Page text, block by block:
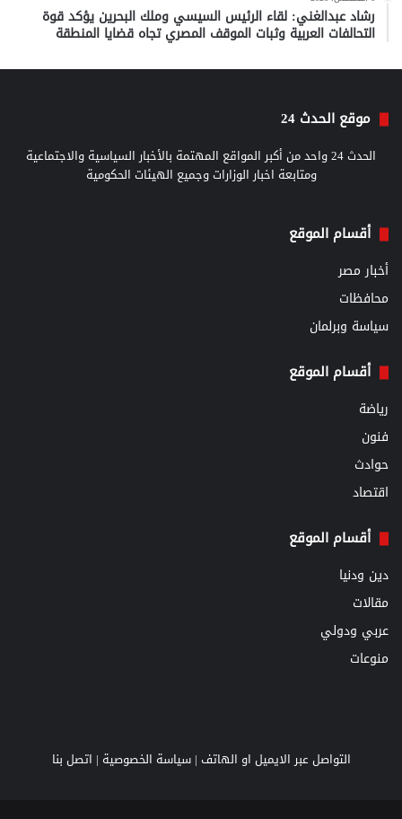
رشاد عبدالغني: لقاء الرئيس السيسي وملك البحرين يؤكد قوة
التحالفات العربية وثبات الموقف المصري تجاه قضايا المنطقة
موقع الحدث 24
الحدث 24 واحد من أكبر المواقع المهتمة بالأخبار السياسية والاجتماعية
ومتابعة اخبار الوزارات وجميع الهيئات الحكومية
أقسام الموقع
أخبار مصر
محافظات
سياسة وبرلمان
أقسام الموقع
رياضة
فنون
حوادث
اقتصاد
أقسام الموقع
دين ودنيا
مقالات
عربي ودولي
منوعات
التواصل عبر الايميل او الهاتف |سياسة الخصوصية | اتصل بنا